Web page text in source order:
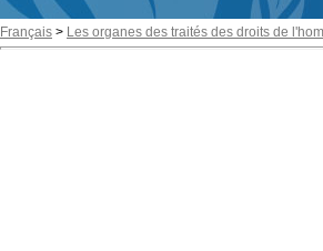
Français > Les organes des traités des droits de